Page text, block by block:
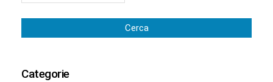
Cerca
Categorie